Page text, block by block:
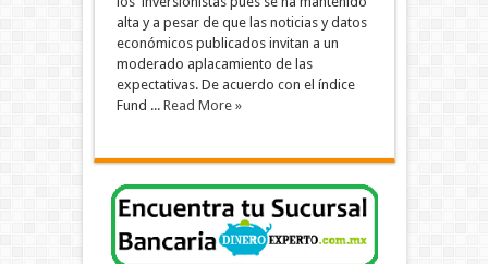
alta y a pesar de que las noticias y datos
económicos publicados invitan a un
moderado aplacamiento de las
expectativas. De acuerdo con el índice
Fund ... Read More »